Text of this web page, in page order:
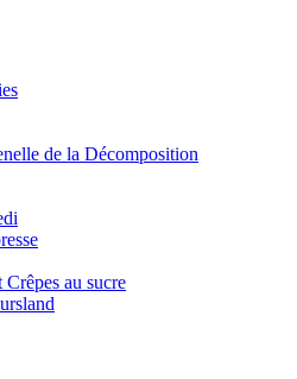
de la Décomposition
au sucre